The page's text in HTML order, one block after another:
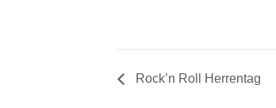
Rock’n Roll Herrentag